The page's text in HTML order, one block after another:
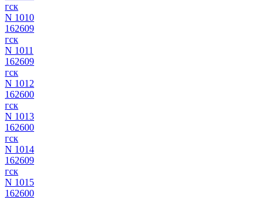
гск
N 1010
162609
гск
N 1011
162609
гск
N 1012
162600
гск
N 1013
162600
гск
N 1014
162609
гск
N 1015
162600